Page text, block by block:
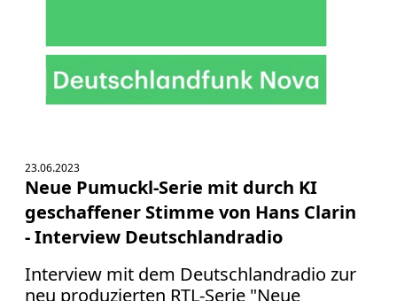
23.06.2023
Neue Pumuckl-Serie mit durch KI
geschaffener Stimme von Hans Clarin
- Interview Deutschlandradio
Interview mit dem Deutschlandradio zur
neu produzierten RTL-Serie "Neue